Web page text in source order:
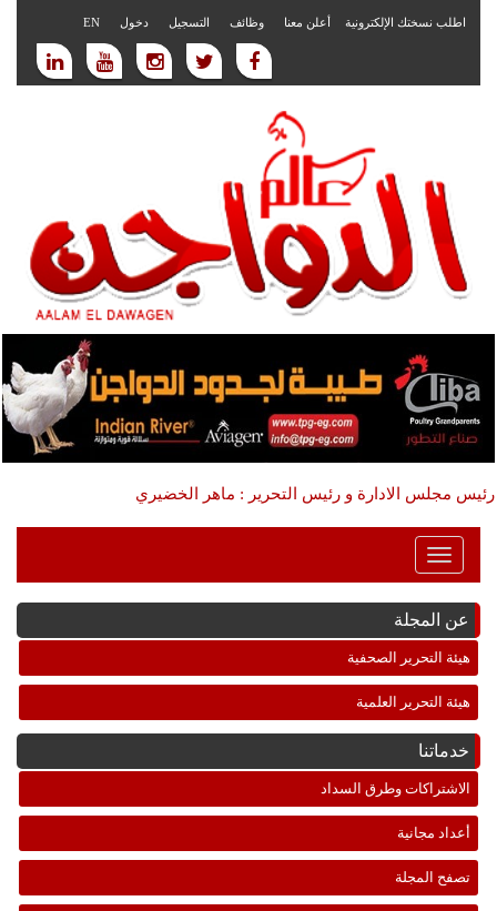
اطلب نسختك الإلكترونية أعلن معنا وظائف التسجيل دخول EN
رئيس مجلس الادارة و رئيس التحرير : ماهر الخضيري
Toggle
Navigation
عن المجلة
هيئة التحرير الصحفية
هيئة التحرير العلمية
خدماتنا
الاشتراكات وطرق السداد
أعداد مجانية
تصفح المجلة